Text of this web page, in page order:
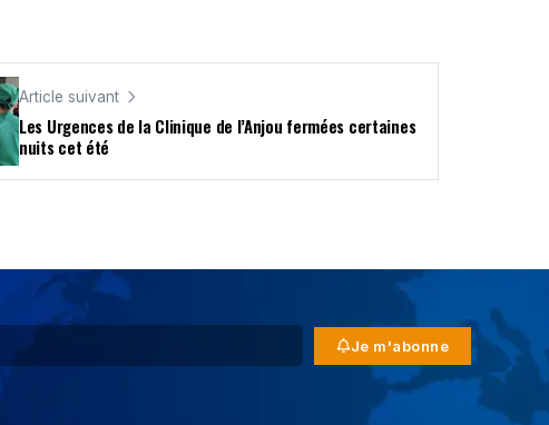
Article suivant
Les Urgences de la Clinique de l’Anjou fermées certaines
nuits cet été
Je m'abonne